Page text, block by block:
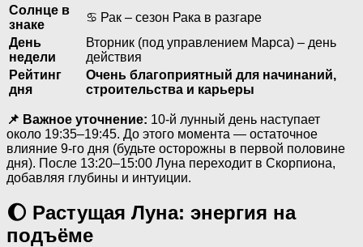
Солнце в
знаке
♋ Рак – сезон Рака в разгаре
День
недели
Вторник (под управлением Марса) – день
действия
Рейтинг
дня
Очень благоприятный для начинаний,
строительства и карьеры
📌 Важное уточнение: 10-й лунный день наступает
около 19:35–19:45. До этого момента — остаточное
влияние 9-го дня (будьте осторожны в первой половине
дня). После 13:20–15:00 Луна переходит в Скорпиона,
добавляя глубины и интуиции.
🌔 Растущая Луна: энергия на
подъёме